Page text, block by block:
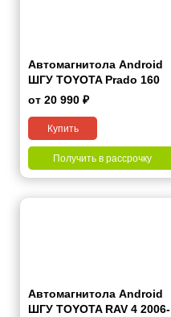
Автомагнитола Android
ШГУ TOYOTA Prado 160
2017-2022 10"
от 20 990 ₽
Купить
Получить в рассрочку
Автомагнитола Android
ШГУ TOYOTA RAV 4 2006-